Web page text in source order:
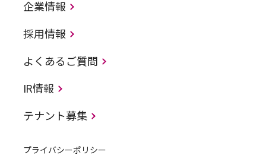
企業情報
採用情報
よくあるご質問
IR情報
テナント募集
プライバシーポリシー